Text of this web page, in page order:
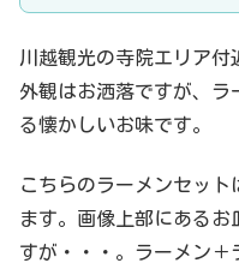
川越観光の寺院エリア
外観はお洒落ですが、ラ
る懐かしいお味です。
こちらのラーメンセット
ます。画像上部にある
すが・・・。ラーメン＋